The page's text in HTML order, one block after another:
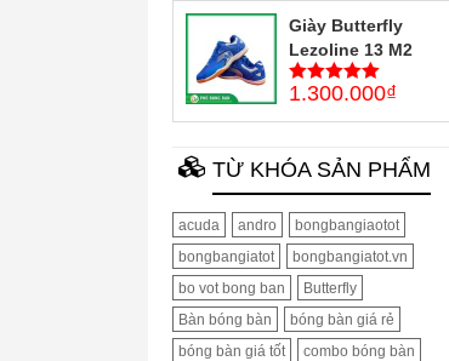
Giày Butterfly
Lezoline 13 M2
5trên 5
1.300.000₫
TỪ KHÓA SẢN PHẨM
acuda andro
bongbangiaotot
bongbangiatot
bongbangiatot.vn
bo vot bong ban
Butterfly
Bàn bóng bàn
bóng bàn giá rẻ
bóng bàn giá tốt
combo bóng bàn